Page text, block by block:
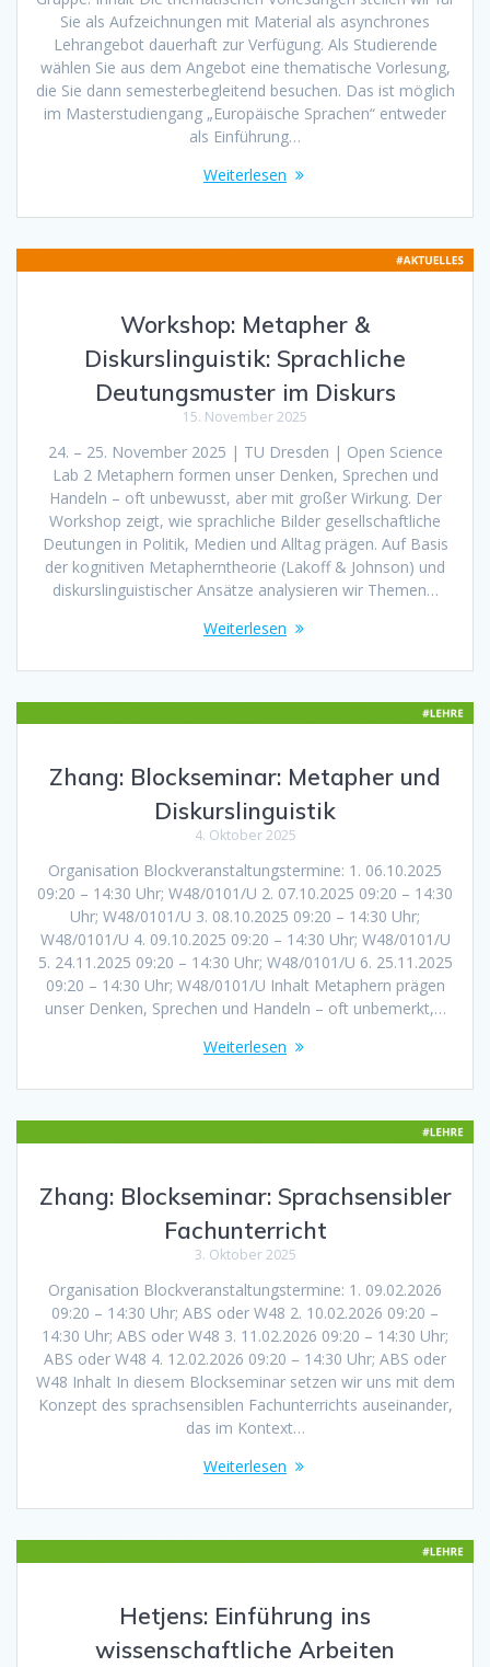
Sie als Aufzeichnungen mit Material als asynchrones
Lehrangebot dauerhaft zur Verfügung. Als Studierende
wählen Sie aus dem Angebot eine thematische Vorlesung,
die Sie dann semesterbegleitend besuchen. Das ist möglich
im Masterstudiengang „Europäische Sprachen“ entweder
als Einführung…
Weiterlesen
Workshop: Metapher &
Diskurslinguistik: Sprachliche
Deutungsmuster im Diskurs
15. November 2025
24. – 25. November 2025 | TU Dresden | Open Science
Lab 2 Metaphern formen unser Denken, Sprechen und
Handeln – oft unbewusst, aber mit großer Wirkung. Der
Workshop zeigt, wie sprachliche Bilder gesellschaftliche
Deutungen in Politik, Medien und Alltag prägen. Auf Basis
der kognitiven Metapherntheorie (Lakoff & Johnson) und
diskurslinguistischer Ansätze analysieren wir Themen…
Weiterlesen
Zhang: Blockseminar: Metapher und
Diskurslinguistik
4. Oktober 2025
Organisation Blockveranstaltungstermine: 1. 06.10.2025
09:20 – 14:30 Uhr; W48/0101/U 2. 07.10.2025 09:20 – 14:30
Uhr; W48/0101/U 3. 08.10.2025 09:20 – 14:30 Uhr;
W48/0101/U 4. 09.10.2025 09:20 – 14:30 Uhr; W48/0101/U
5. 24.11.2025 09:20 – 14:30 Uhr; W48/0101/U 6. 25.11.2025
09:20 – 14:30 Uhr; W48/0101/U Inhalt Metaphern prägen
unser Denken, Sprechen und Handeln – oft unbemerkt,…
Weiterlesen
Zhang: Blockseminar: Sprachsensibler
Fachunterricht
3. Oktober 2025
Organisation Blockveranstaltungstermine: 1. 09.02.2026
09:20 – 14:30 Uhr; ABS oder W48 2. 10.02.2026 09:20 –
14:30 Uhr; ABS oder W48 3. 11.02.2026 09:20 – 14:30 Uhr;
ABS oder W48 4. 12.02.2026 09:20 – 14:30 Uhr; ABS oder
W48 Inhalt In diesem Blockseminar setzen wir uns mit dem
Konzept des sprachsensiblen Fachunterrichts auseinander,
das im Kontext…
Weiterlesen
Hetjens: Einführung ins
wissenschaftliche Arbeiten